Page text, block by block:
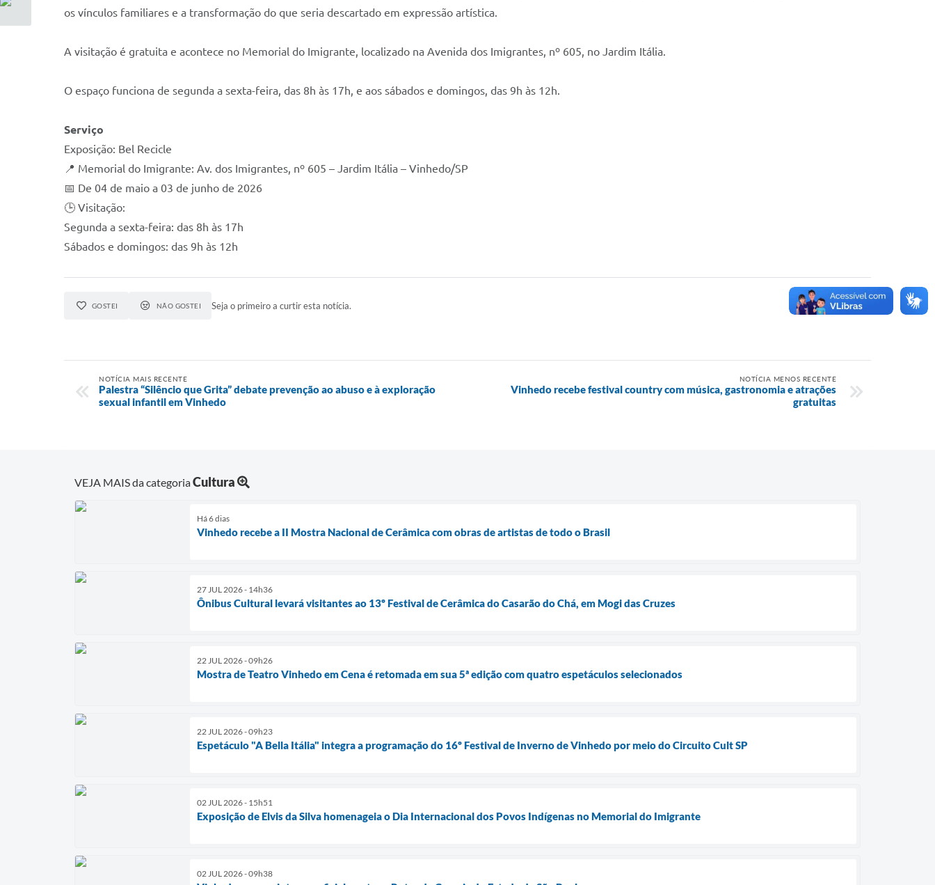
os vínculos familiares e a transformação do que seria descartado em expressão artística.
A visitação é gratuita e acontece no Memorial do Imigrante, localizado na Avenida dos Imigrantes, nº 605, no Jardim Itália.
O espaço funciona de segunda a sexta-feira, das 8h às 17h, e aos sábados e domingos, das 9h às 12h.
Serviço
Exposição: Bel Recicle
📍 Memorial do Imigrante: Av. dos Imigrantes, nº 605 – Jardim Itália – Vinhedo/SP
📅 De 04 de maio a 03 de junho de 2026
🕒 Visitação:
Segunda a sexta-feira: das 8h às 17h
Sábados e domingos: das 9h às 12h
GOSTEI NÃO GOSTEI Seja o primeiro a curtir esta notícia.
NOTÍCIA MAIS RECENTE
Palestra “Silêncio que Grita” debate prevenção ao abuso e à exploração
sexual infantil em Vinhedo
NOTÍCIA MENOS RECENTE
Vinhedo recebe festival country com música, gastronomia e atrações
gratuitas
VEJA MAIS da categoriaCultura
Há 6 dias
Vinhedo recebe a II Mostra Nacional de Cerâmica com obras de artistas de todo o Brasil
27 JUL 2026 - 14h36
Ônibus Cultural levará visitantes ao 13º Festival de Cerâmica do Casarão do Chá, em Mogi das Cruzes
22 JUL 2026 - 09h26
Mostra de Teatro Vinhedo em Cena é retomada em sua 5ª edição com quatro espetáculos selecionados
22 JUL 2026 - 09h23
Espetáculo "A Bella Itália" integra a programação do 16º Festival de Inverno de Vinhedo por meio do Circuito Cult SP
02 JUL 2026 - 15h51
Exposição de Elvis da Silva homenageia o Dia Internacional dos Povos Indígenas no Memorial do Imigrante
02 JUL 2026 - 09h38